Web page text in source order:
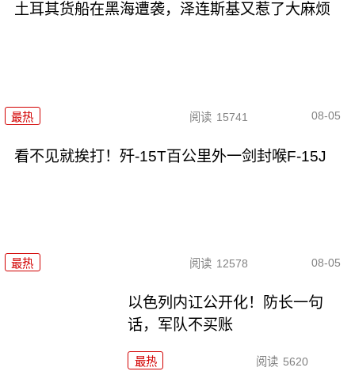
土耳其货船在黑海遭袭，泽连斯基又惹了大麻烦
最热 阅读 15741 08-05
看不见就挨打！歼-15T百公里外一剑封喉F-15J
最热 阅读 12578 08-05
以色列内讧公开化！防长一句
话，军队不买账
最热 阅读 5620